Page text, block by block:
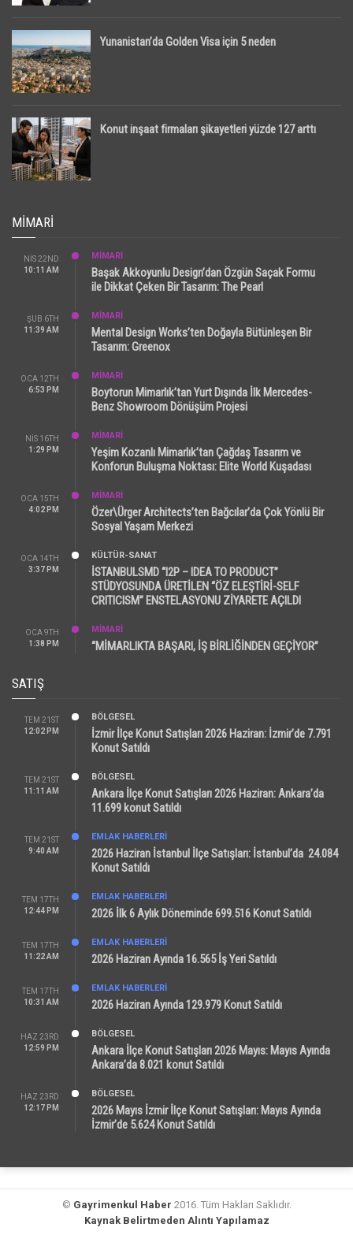
Yunanistan’da Golden Visa için 5 neden
Konut inşaat firmaları şikayetleri yüzde 127 arttı
MIMARI
NIS 22ND
10:11 AM
MİMARİ
Başak Akkoyunlu Design’dan Özgün Saçak Formu
ile Dikkat Çeken Bir Tasarım: The Pearl
ŞUB 6TH
11:39 AM
MİMARİ
Mental Design Works’ten Doğayla Bütünleşen Bir
Tasarım: Greenox
OCA 12TH
6:53 PM
MİMARİ
Boytorun Mimarlık’tan Yurt Dışında İlk Mercedes-
Benz Showroom Dönüşüm Projesi
NIS 16TH
1:29 PM
MİMARİ
Yeşim Kozanlı Mimarlık’tan Çağdaş Tasarım ve
Konforun Buluşma Noktası: Elite World Kuşadası
OCA 15TH
4:02 PM
MİMARİ
Özer\Ürger Architects’ten Bağcılar’da Çok Yönlü Bir
Sosyal Yaşam Merkezi
OCA 14TH
3:37 PM
KÜLTÜR-SANAT
İSTANBULSMD “I2P – IDEA TO PRODUCT”
STÜDYOSUNDA ÜRETİLEN “ÖZ ELEŞTİRİ-SELF
CRITICISM” ENSTELASYONU ZİYARETE AÇILDI
OCA 9TH
1:38 PM
MİMARİ
“MİMARLIKTA BAŞARI, İŞ BİRLİĞİNDEN GEÇİYOR”
SATIŞ
TEM 21ST
12:02 PM
BÖLGESEL
İzmir İlçe Konut Satışları 2026 Haziran: İzmir’de 7.791
Konut Satıldı
TEM 21ST
11:11 AM
BÖLGESEL
Ankara İlçe Konut Satışları 2026 Haziran: Ankara’da
11.699 konut Satıldı
TEM 21ST
9:40 AM
EMLAK HABERLERI
2026 Haziran İstanbul İlçe Satışları: İstanbul’da 24.084
Konut Satıldı
TEM 17TH
12:44 PM
EMLAK HABERLERI
2026 İlk 6 Aylık Döneminde 699.516 Konut Satıldı
TEM 17TH
11:22 AM
EMLAK HABERLERI
2026 Haziran Ayında 16.565 İş Yeri Satıldı
TEM 17TH
10:31 AM
EMLAK HABERLERI
2026 Haziran Ayında 129.979 Konut Satıldı
HAZ 23RD
12:59 PM
BÖLGESEL
Ankara İlçe Konut Satışları 2026 Mayıs: Mayıs Ayında
Ankara’da 8.021 konut Satıldı
HAZ 23RD
12:17 PM
BÖLGESEL
2026 Mayıs İzmir İlçe Konut Satışları: Mayıs Ayında
İzmir’de 5.624 Konut Satıldı
© Gayrimenkul Haber 2016. Tüm Hakları Saklıdır.
Kaynak Belirtmeden Alıntı Yapılamaz